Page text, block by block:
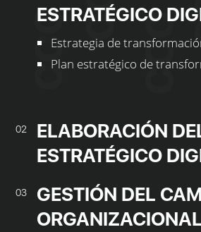
ESTRATÉGICO
Estrategia de
Plan estratégico de
02
ELABORACIÓN
ESTRATÉGICO
03
GESTIÓN DEL
ORGANIZACIONAL